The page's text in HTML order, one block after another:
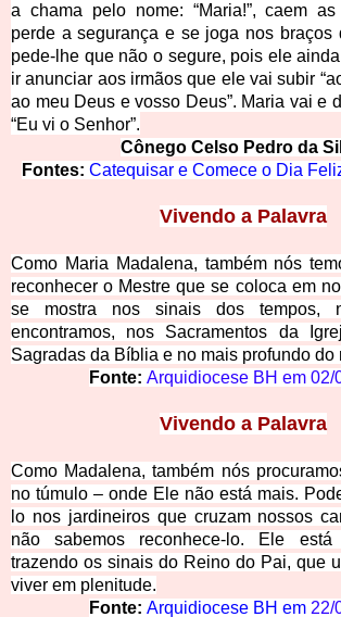
a chama pelo nome: “Maria!”, caem
perde a segurança e se joga nos braços
pede-lhe que não o segure, pois ele
ir anunciar aos irmãos que ele vai subir
ao meu Deus e vosso Deus”. Maria vai e
“Eu vi o Senhor”.
Cônego Celso Pedro da
Fontes: Catequisar e Comece o Dia
Vivendo a Palavra
Como Maria Madalena, também nós
reconhecer o Mestre que se coloca em
se mostra nos sinais dos tempos,
encontramos, nos Sacramentos da
Sagradas da Bíblia e no mais profundo do
Fonte: Arquidiocese BH em 02/
Vivendo a Palavra
Como Madalena, também nós
no túmulo – onde Ele não está mais.
lo nos jardineiros que cruzam nossos
não sabemos reconhece-lo. Ele
trazendo os sinais do Reino do Pai, que
viver em plenitude.
Fonte: Arquidiocese BH em 22/